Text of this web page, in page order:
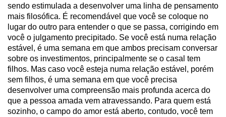
sendo estimulada a desenvolver uma linha de pensamento
mais filosófica. É recomendável que você se coloque no
lugar do outro para entender o que se passa, corrigindo em
você o julgamento precipitado. Se você está numa relação
estável, é uma semana em que ambos precisam conversar
sobre os investimentos, principalmente se o casal tem
filhos. Mas caso você esteja numa relação estável, porém
sem filhos, é uma semana em que você precisa
desenvolver uma compreensão mais profunda acerca do
que a pessoa amada vem atravessando. Para quem está
sozinho, o campo do amor está aberto, contudo, você tem